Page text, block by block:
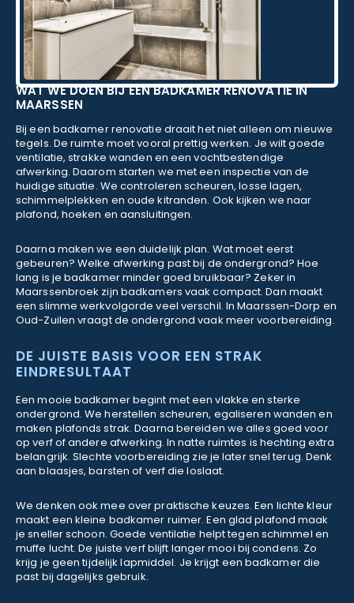
WAT WE DOEN BIJ EEN BADKAMER RENOVATIE IN
MAARSSEN
Bij een badkamer renovatie draait het niet alleen om nieuwe
tegels. De ruimte moet vooral prettig werken. Je wilt goede
ventilatie, strakke wanden en een vochtbestendige
afwerking. Daarom starten we met een inspectie van de
huidige situatie. We controleren scheuren, losse lagen,
schimmelplekken en oude kitranden. Ook kijken we naar
plafond, hoeken en aansluitingen.
Daarna maken we een duidelijk plan. Wat moet eerst
gebeuren? Welke afwerking past bij de ondergrond? Hoe
lang is je badkamer minder goed bruikbaar? Zeker in
Maarssenbroek zijn badkamers vaak compact. Dan maakt
een slimme werkvolgorde veel verschil. In Maarssen-Dorp en
Oud-Zuilen vraagt de ondergrond vaak meer voorbereiding.
DE JUISTE BASIS VOOR EEN STRAK
EINDRESULTAAT
Een mooie badkamer begint met een vlakke en sterke
ondergrond. We herstellen scheuren, egaliseren wanden en
maken plafonds strak. Daarna bereiden we alles goed voor
op verf of andere afwerking. In natte ruimtes is hechting extra
belangrijk. Slechte voorbereiding zie je later snel terug. Denk
aan blaasjes, barsten of verf die loslaat.
We denken ook mee over praktische keuzes. Een lichte kleur
maakt een kleine badkamer ruimer. Een glad plafond maak
je sneller schoon. Goede ventilatie helpt tegen schimmel en
muffe lucht. De juiste verf blijft langer mooi bij condens. Zo
krijg je geen tijdelijk lapmiddel. Je krijgt een badkamer die
past bij dagelijks gebruik.